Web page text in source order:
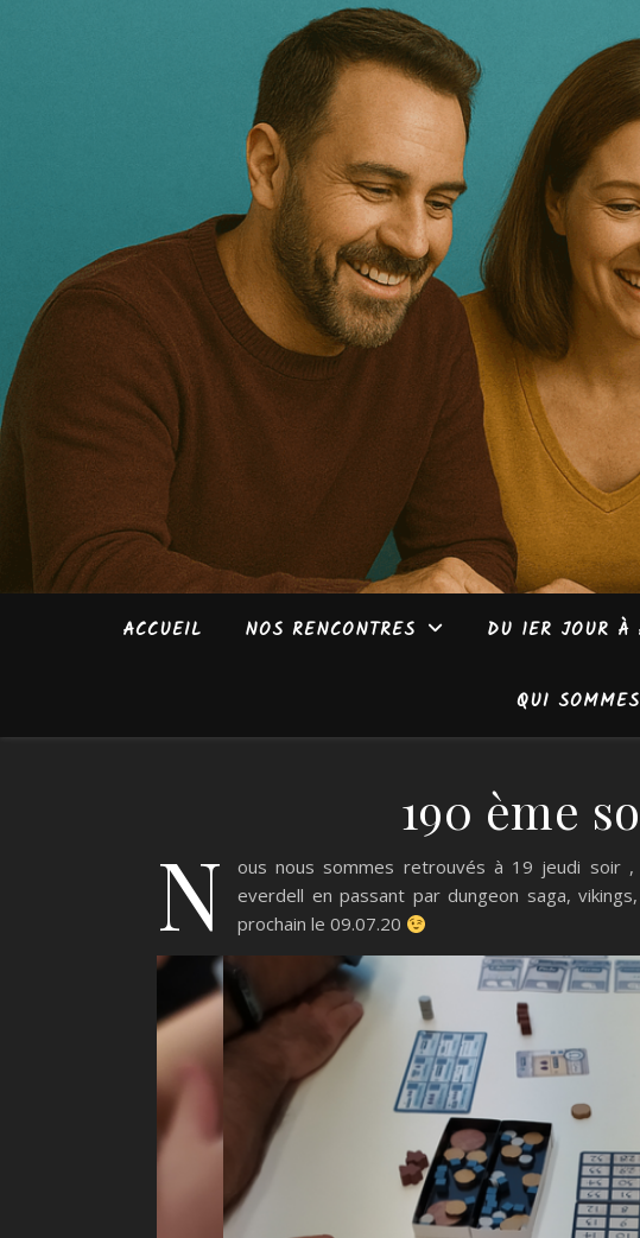
ACCUEIL NOS RENCONTRES DU 1ER JOUR À
QUI
190 ème
N
ous nous sommes retrouvés à 19 jeudi soir
everdell en passant par dungeon saga,
prochain le 09.07.20